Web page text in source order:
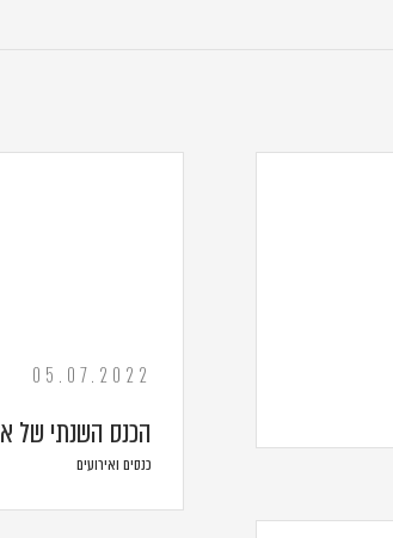
05.07.2022
הכנס השנתי של
כנסים ואירועים